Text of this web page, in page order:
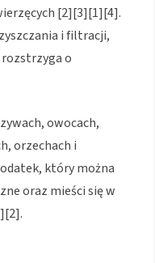
[2][3][1][4].
i filtracji,
o
owocach,
orzechach i
który można
oraz mieści się w